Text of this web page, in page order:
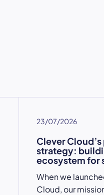
23/07/2026
Clever
strategy:
ecosystem for
When we
Cloud, our